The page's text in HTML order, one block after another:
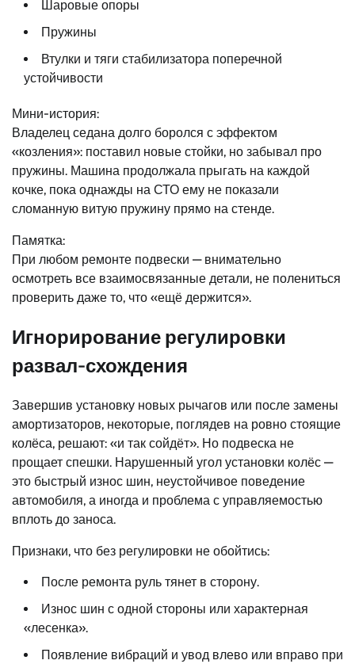
Шаровые опоры
Пружины
Втулки и тяги стабилизатора поперечной
устойчивости
Мини-история:
Владелец седана долго боролся с эффектом
«козления»: поставил новые стойки, но забывал про
пружины. Машина продолжала прыгать на каждой
кочке, пока однажды на СТО ему не показали
сломанную витую пружину прямо на стенде.
Памятка:
При любом ремонте подвески — внимательно
осмотреть все взаимосвязанные детали, не полениться
проверить даже то, что «ещё держится».
Игнорирование регулировки
развал-схождения
Завершив установку новых рычагов или после замены
амортизаторов, некоторые, поглядев на ровно стоящие
колёса, решают: «и так сойдёт». Но подвеска не
прощает спешки. Нарушенный угол установки колёс —
это быстрый износ шин, неустойчивое поведение
автомобиля, а иногда и проблема с управляемостью
вплоть до заноса.
Признаки, что без регулировки не обойтись:
После ремонта руль тянет в сторону.
Износ шин с одной стороны или характерная
«лесенка».
Появление вибраций и увод влево или вправо при